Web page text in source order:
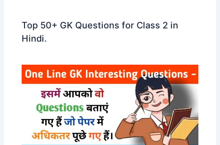
Top 50+ GK Questions for Class 2 in
Hindi.